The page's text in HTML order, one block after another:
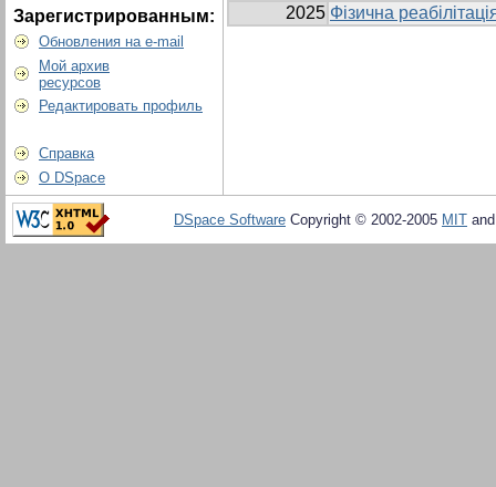
Зарегистрированным:
Обновления на e-mail
Мой архив
ресурсов
Редактировать профиль
Справка
О DSpace
2025 Фізична
DSpace Software Copyright © 2002-2005 MIT